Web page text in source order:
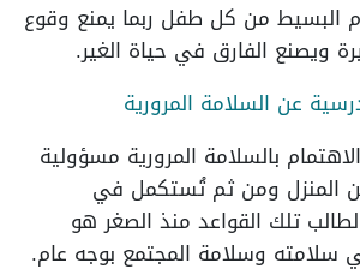
البسيط من كل طفل ربما يمنع وقوع
ويصنع الفارق في حياة الغير.
عن السلامة المرورية
بالسلامة المرورية مسؤولية
المنزل ومن ثم تُستكمل في
تلك القواعد منذ الصغر هو
سلامته وسلامة المجتمع بوجه عام.